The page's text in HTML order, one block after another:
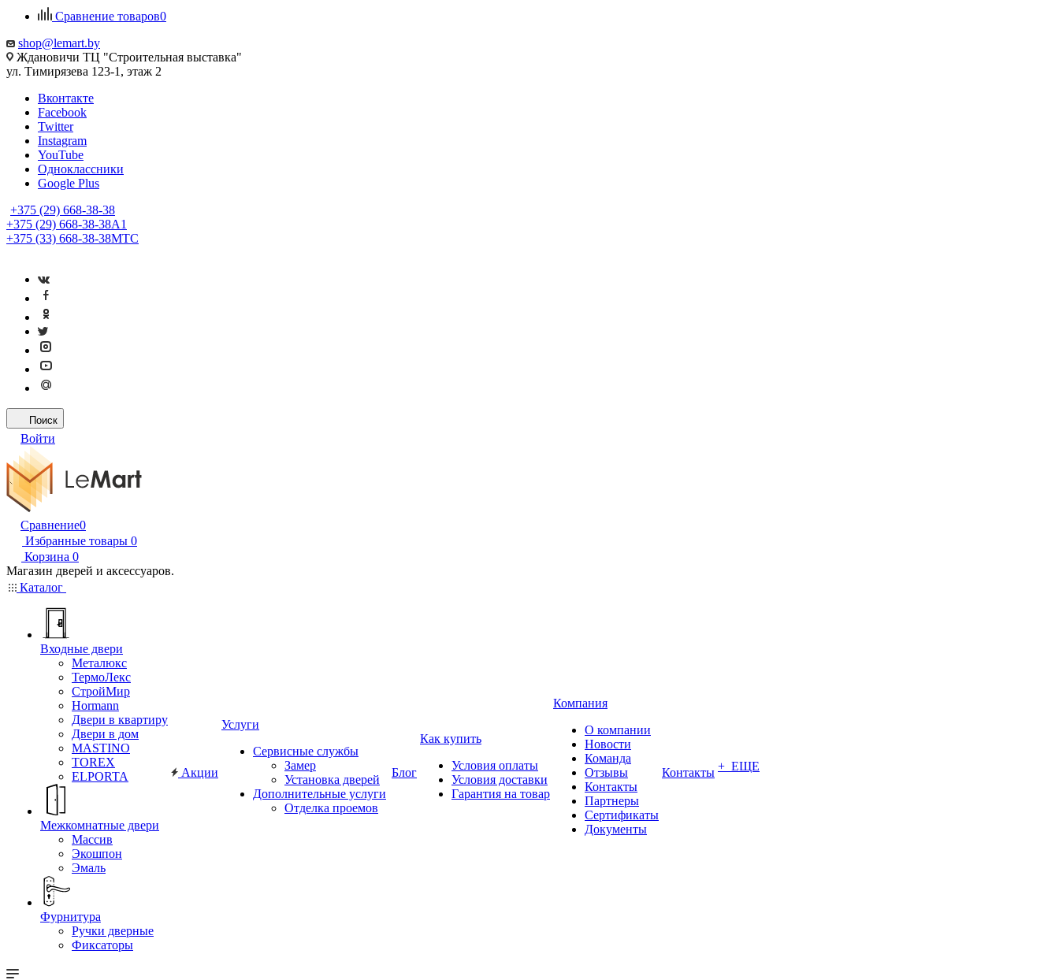
Сравнение товаров0
shop@lemart.by
Ждановичи ТЦ "Строительная выставка"
ул. Тимирязева 123-1, этаж 2
Вконтакте
Facebook
Twitter
Instagram
YouTube
Одноклассники
Google Plus
+375 (29) 668-38-38
+375 (29) 668-38-38A1
+375 (33) 668-38-38МТС
Поиск
Войти
Сравнение0
Избранные товары 0
Корзина 0
Магазин дверей и аксессуаров.
Каталог
Входные двери
Металюкс
ТермоЛекс
СтройМир
Hormann
Двери в квартиру
Двери в дом
MASTINO
TOREX
ELPORTA
Межкомнатные двери
Массив
Экошпон
Эмаль
Фурнитура
Ручки дверные
Фиксаторы
Акции
Услуги
Сервисные службы
Замер
Установка дверей
Дополнительные услуги
Отделка проемов
Блог
Как купить
Условия оплаты
Условия доставки
Гарантия на товар
Компания
О компании
Новости
Команда
Отзывы
Контакты
Партнеры
Сертификаты
Документы
Контакты + ЕЩЕ